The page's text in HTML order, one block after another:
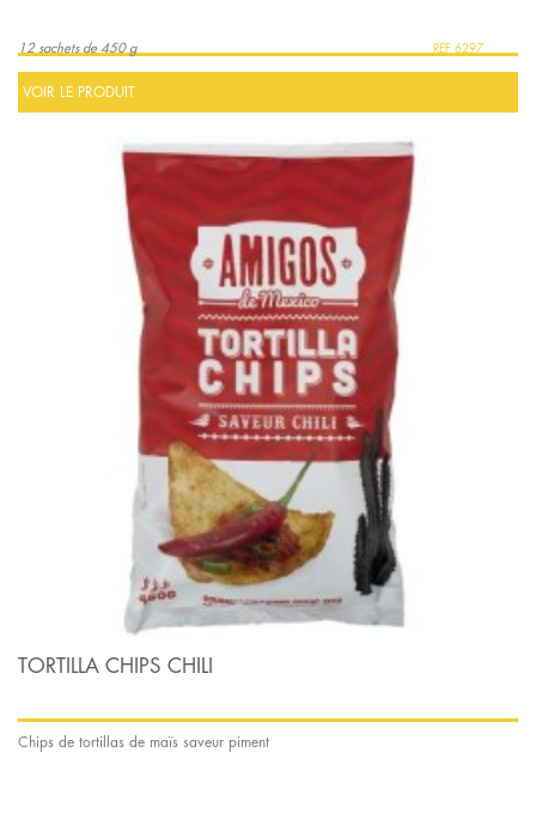
12 sachets de 450 g 6297
VOIR LE PRODUIT
TORTILLA CHIPS CHILI
Chips de tortillas de maïs saveur piment